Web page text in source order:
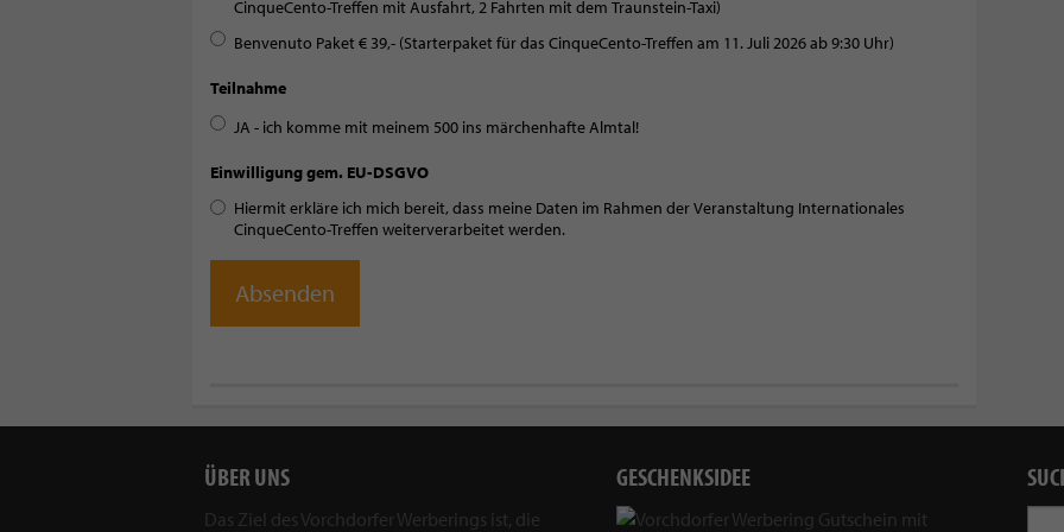
CinqueCento-Treffen mit Ausfahrt, 2 Fahrten mit dem Traunstein-Taxi)
Benvenuto Paket € 39,- (Starterpaket für das CinqueCento-Treffen am 11. Juli 2026 ab 9:30 Uhr)
Teilnahme
JA - ich komme mit meinem 500 ins märchenhafte Almtal!
Einwilligung gem. EU-DSGVO
Hiermit erkläre ich mich bereit, dass meine Daten im Rahmen der Veranstaltung Internationales
CinqueCento-Treffen weiterverarbeitet werden.
ÜBER UNS
Das Ziel des Vorchdorfer Werberings ist, die
GESCHENKSIDEE